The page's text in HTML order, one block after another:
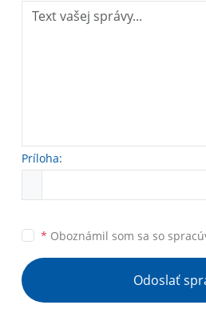
Príloha:
* Oboznámil som sa so
Odoslať